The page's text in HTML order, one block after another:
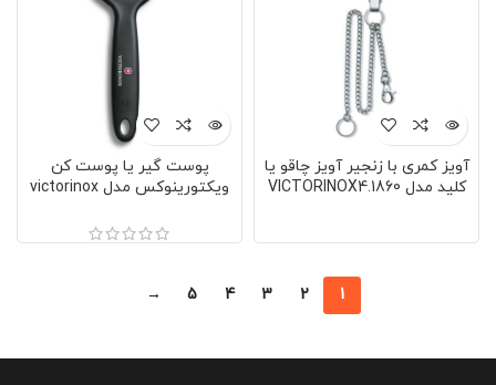
آویز کمری با زنجیر آویز چاقو یا
کلید مدل VICTORINOX4.1860
پوست گیر یا پوست کن
ویکتورینوکس مدل victorinox
1
2
3
4
5
→